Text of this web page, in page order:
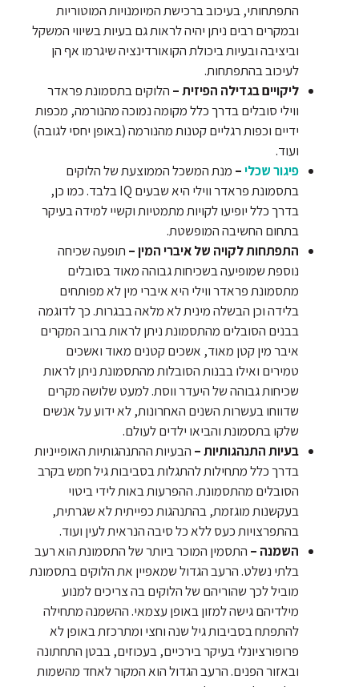
התפתחותי, בעיכוב ברכישת המיומנויות המוטוריות
ובמקרים רבים ניתן יהיה לראות גם בעיות בשיווי המשקל
וביציבה ובעיות ביכולת הקואורדינציה שיגרמו אף הן
לעיכוב בהתפתחות.
ליקויים בגדילה הפיזית – הלוקים בתסמונת פראדר
ווילי סובלים בדרך כלל מקומה נמוכה מהנורמה, מכפות
ידיים וכפות רגליים קטנות מהנורמה (באופן יחסי לגובה)
ועוד.
פיגור שכלי– מנת המשכל הממוצעת של הלוקים
בתסמונת פראדר ווילי היא שבעים IQ בלבד. כמו כן,
בדרך כלל יופיעו לקויות מתמטיות וקשיי למידה בעיקר
בתחום החשיבה המופשטת.
התפתחות לקויה של איברי המין – תופעה שכיחה
נוספת שמופיעה בשכיחות גבוהה מאוד בסובלים
מתסמונת פראדר ווילי היא איברי מין לא מפותחים
בלידה וכן הבשלה מינית לא מלאה בבגרות. כך לדוגמה
בבנים הסובלים מהתסמונת ניתן לראות ברוב המקרים
איבר מין קטן מאוד, אשכים קטנים מאוד ואשכים
טמירים ואילו בבנות הסובלות מהתסמונת ניתן לראות
שכיחות גבוהה של היעדר ווסת. למעט שלושה מקרים
שדווחו בעשרות השנים האחרונות, לא ידוע על אנשים
שלקו בתסמונת והביאו ילדים לעולם.
בעיות התנהגותיות – הבעיות ההתנהגותיות האופייניות
בדרך כלל מתחילות להתגלות בסביבות גיל חמש בקרב
הסובלים מהתסמונת. ההפרעות באות לידי ביטוי
בעקשנות מוגזמת, בהתנהגות כפייתית לא שגרתית,
בהתפרצויות כעס ללא כל סיבה הנראית לעין ועוד.
השמנה – התסמין המוכר ביותר של התסמונת הוא רעב
בלתי נשלט. הרעב הגדול שמאפיין את הלוקים בתסמונת
מוביל לכך שהוריהם של הלוקים בה צריכים למנוע
מילדיהם גישה למזון באופן עצמאי. ההשמנה מתחילה
להתפתח בסביבות גיל שנה וחצי ומתרכזת באופן לא
פרופורציונלי בעיקר בירכיים, בעכוזים, בבטן התחתונה
ובאזור הפנים. הרעב הגדול הוא המקור לאחד מהשמות